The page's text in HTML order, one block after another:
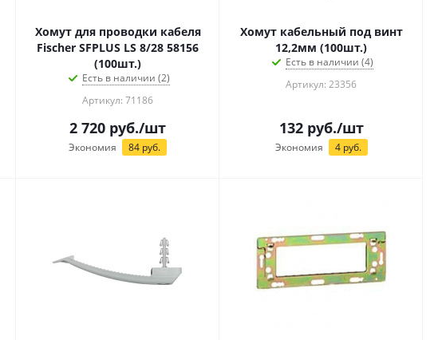
Хомут для проводки кабеля
Fischer SFPLUS LS 8/28 58156
(100шт.)
Есть в наличии (2)
Артикул: 71186
2 720 руб./шт
Экономия 84 руб.
Хомут кабельный под винт
12,2мм (100шт.)
Есть в наличии (4)
Артикул: 23356
132руб./шт
Экономия 4руб.